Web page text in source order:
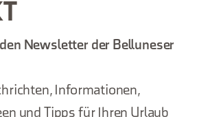
Newsletter der Belluneser
Informationen,
und Tipps für Ihren Urlaub